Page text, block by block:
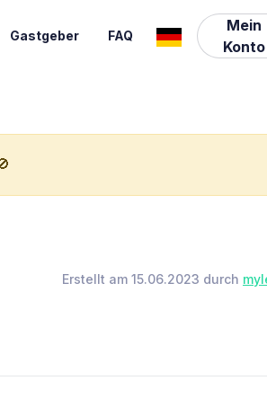
Gastgeber FAQ
Mein
Konto
Erstellt am 15.06.2023 durch